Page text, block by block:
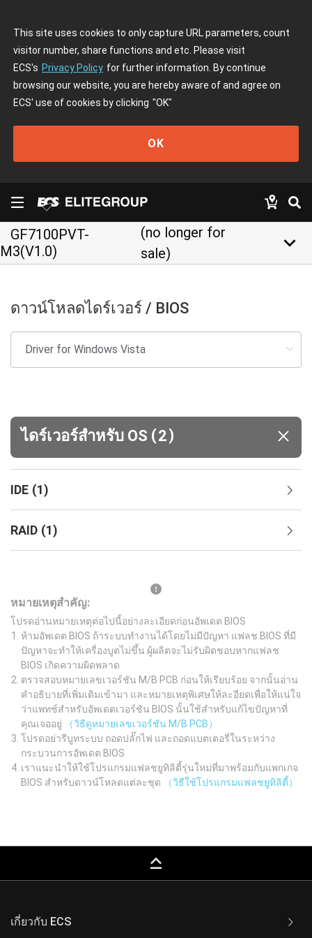
This site uses cookies to only capture URL parameters, count
visitor number, share functions and etc. Please visit
ECS's Privacy Policy for further information. By continue
browsing our website, you are hereby aware of and agree on
ECS' use of cookies by clicking "OK"
OK
GF7100PVT-
M3(V1.0)
(no longer for
sale)
keyboard_arrow_down
ดาวน์โหลดไดร์เวอร์ / BIOS
ไดร์เวอร์สำหรับ OS (2)
IDE (1)
RAID (1)
หมายเหตุสำคัญ:
โปรดอ่านหมายเหตุต่อไปนี้อย่างละเอียดก่อนอัพเดต BIOS
ห้ามอัพเดต BIOS ถ้าระบบทำงานได้โดยไม่มีปัญหา แฟลช BIOS ที่มี
ปัญหาจะทำให้เครื่องบูตไม่ขึ้น ผู้ผลิตจะไม่รับผิดชอบหากแฟลช
BIOS เกิดความผิดพลาด
ตรวจสอบหมายเลขเวอร์ชัน M/B PCB ก่อนให้เรียบร้อย จากนั้นอ่าน
คำอธิบายที่เพิ่มเติมเข้ามา และหมายเหตุพิเศษให้ละอียดเพื่อให้แน่ใจ
ว่าแพทช์สำหรับอัพเดตเวอร์ชัน BIOS นั้นใช้สำหรับแก้ไขปัญหาที่
คุณเจออยู่
（วิธีดูหมายเลขเวอร์ชัน M/B PCB）
โปรดอย่ารีบูทระบบ ถอดปลั๊กไฟ และถอดแบตเตอรี่ในระหว่าง
กระบวนการอัพเดต BIOS
เราแนะนำให้ใช้โปรแกรมแฟลชยูทิลิตี้รุ่นใหม่ที่มาพร้อมกับแพกเกจ
BIOS สำหรับดาวน์โหลดแต่ละชุด
（วิธีใช้โปรแกรมแฟลชยูทิลิตี้）
keyboard_capslock
เกี่ยวกับ ECS